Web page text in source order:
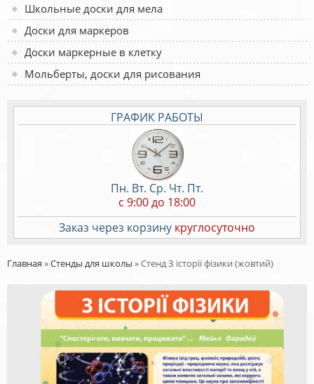
Школьные доски для мела
Доски для маркеров
Доски маркерные в клетку
Мольберты, доски для рисования
ГРАФИК РАБОТЫ
Пн. Вт. Ср. Чт. Пт.
c 9:00 до 18:00
Заказ через корзину круглосуточно
Главная »Стенды для школы »Стенд З історії фізики (жовтий)